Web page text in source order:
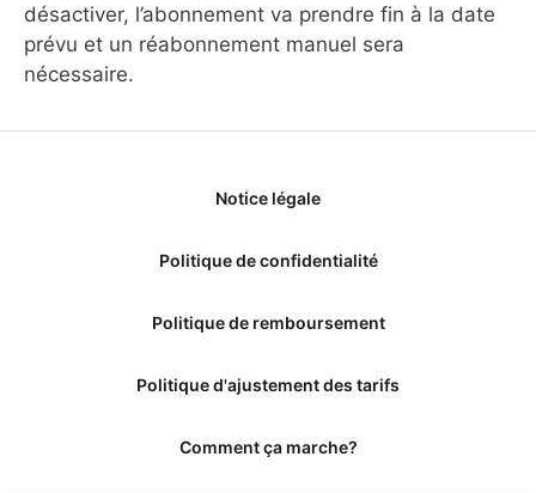
désactiver, l’abonnement va prendre fin à la date
prévu et un réabonnement manuel sera
nécessaire.
Notice légale
Politique de confidentialité
Politique de remboursement
Politique d'ajustement des tarifs
Comment ça marche?